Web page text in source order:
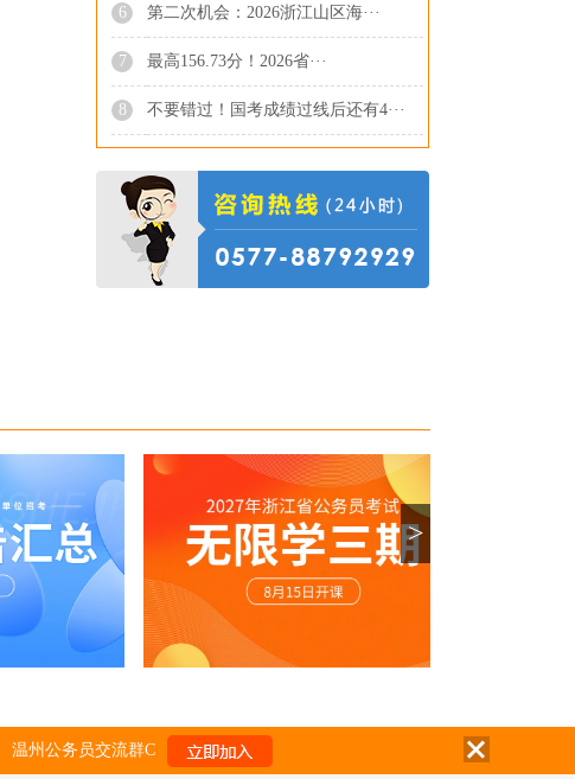
6
7
8
第二次机会：2026浙江山区海···
最高156.73分！2026省···
不要错过！国考成绩过线后还有4···
>
温州公务员交流群C